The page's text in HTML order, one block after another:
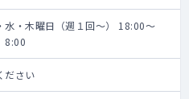
水・木曜日（週１回～） 18:00～
8:00
ださい